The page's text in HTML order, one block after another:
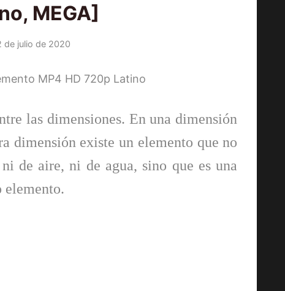
MEGA]
de julio de 2020
las dimensiones. En una dimensión
dimensión existe un elemento que no
de aire, ni de agua, sino que es una
elemento.